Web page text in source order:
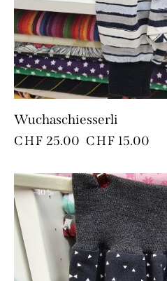
Wuchaschiesserli
CHF 25.00 CHF 15.00
-40%